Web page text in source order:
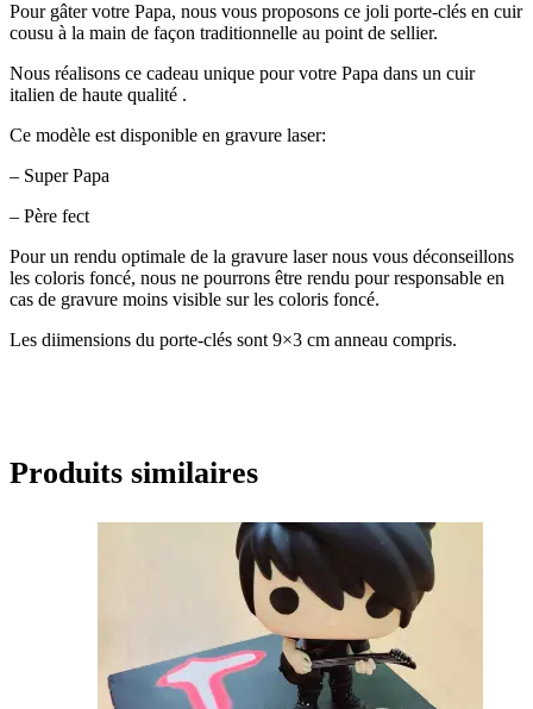
Pour gâter votre Papa, nous vous proposons ce joli porte-clés en cuir
cousu à la main de façon traditionnelle au point de sellier.
Nous réalisons ce cadeau unique pour votre Papa dans un cuir
italien de haute qualité .
Ce modèle est disponible en gravure laser:
– Super Papa
– Père fect
Pour un rendu optimale de la gravure laser nous vous déconseillons
les coloris foncé, nous ne pourrons être rendu pour responsable en
cas de gravure moins visible sur les coloris foncé.
Les diimensions du porte-clés sont 9×3 cm anneau compris.
Produits similaires